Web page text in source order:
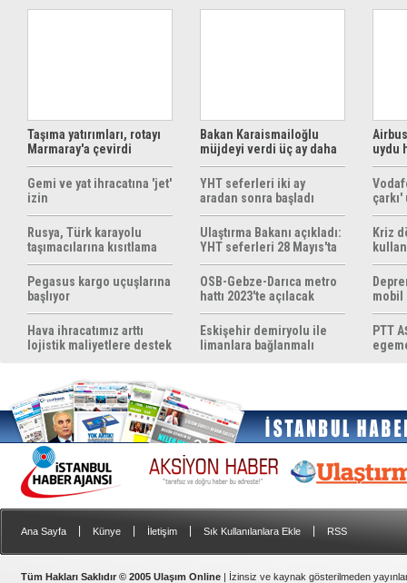
Taşıma yatırımları, rotayı
Marmaray'a çevirdi
Gemi ve yat ihracatına 'jet'
izin
Rusya, Türk karayolu
taşımacılarına kısıtlama
getirebilir
Pegasus kargo uçuşlarına
başlıyor
Hava ihracatımız arttı
lojistik maliyetlere destek
Bakan Karaismailoğlu
müjdeyi verdi üç ay daha
ücretsiz
YHT seferleri iki ay
aradan sonra başladı
Ulaştırma Bakanı açıkladı:
YHT seferleri 28 Mayıs'ta
başlıyor
OSB-Gebze-Darıca metro
hattı 2023'te açılacak
Eskişehir demiryolu ile
limanlara bağlanmalı
uydu
Kriz
mobil
PTT
Ana Sayfa Künye İletişim Sık Kullanılanlara Ekle RSS
Tüm Hakları Saklıdır © 2005 Ulaşım Online | İzinsiz ve kaynak gösterilmeden